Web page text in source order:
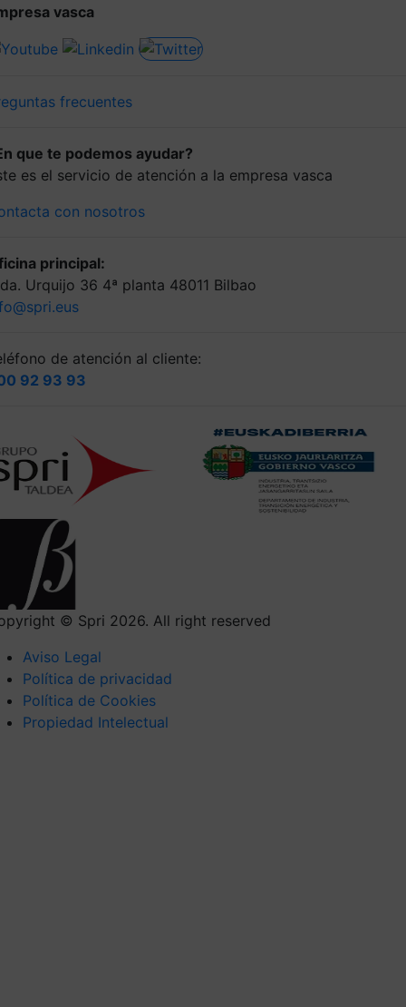
vasca
frecuentes
que te podemos ayudar?
es el servicio de atención a la empresa vasca
con nosotros
principal:
Urquijo 36 4ª planta 48011 Bilbao
de atención al cliente:
92 93 93
© Spri 2026. All right reserved
Aviso Legal
Política de privacidad
Política de Cookies
Propiedad Intelectual